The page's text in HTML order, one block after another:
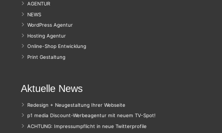
AGENTUR
NEWS
WordPress Agentur
Hosting Agentur
Online-Shop Entwicklung
Print Gestaltung
Aktuelle News
Redesign + Neugestaltung Ihrer Webseite
p1 media Discount-Werbeagentur mit neuem TV-Spot!
ACHTUNG: Impressumpflicht in neue Twitterprofile